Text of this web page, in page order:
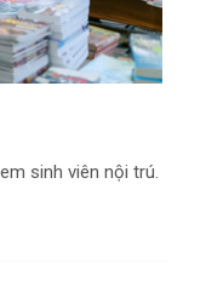
sinh viên nội trú.